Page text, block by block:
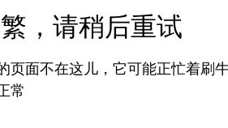
，请稍后重试
页面不在这儿，它可能正忙着刷
常